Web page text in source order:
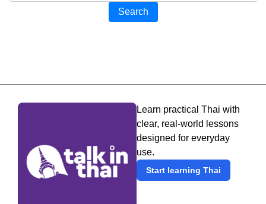
Search
Learn practical Thai with
clear, real-world lessons
designed for everyday
use.
Start learning Thai